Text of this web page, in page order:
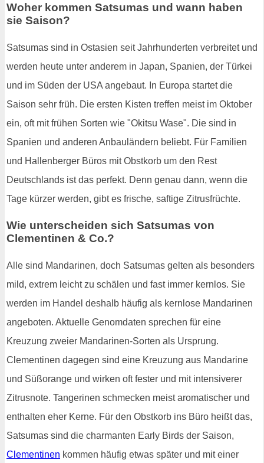
Woher kommen Satsumas und wann haben
sie Saison?
Satsumas sind in Ostasien seit Jahrhunderten verbreitet und
werden heute unter anderem in Japan, Spanien, der Türkei
und im Süden der USA angebaut. In Europa startet die
Saison sehr früh. Die ersten Kisten treffen meist im Oktober
ein, oft mit frühen Sorten wie "Okitsu Wase". Die sind in
Spanien und anderen Anbauländern beliebt. Für Familien
und Hallenberger Büros mit Obstkorb um den Rest
Deutschlands ist das perfekt. Denn genau dann, wenn die
Tage kürzer werden, gibt es frische, saftige Zitrusfrüchte.
Wie unterscheiden sich Satsumas von
Clementinen & Co.?
Alle sind Mandarinen, doch Satsumas gelten als besonders
mild, extrem leicht zu schälen und fast immer kernlos. Sie
werden im Handel deshalb häufig als kernlose Mandarinen
angeboten. Aktuelle Genomdaten sprechen für eine
Kreuzung zweier Mandarinen-Sorten als Ursprung.
Clementinen dagegen sind eine Kreuzung aus Mandarine
und Süßorange und wirken oft fester und mit intensiverer
Zitrusnote. Tangerinen schmecken meist aromatischer und
enthalten eher Kerne. Für den Obstkorb ins Büro heißt das,
Satsumas sind die charmanten Early Birds der Saison,
Clementinen kommen häufig etwas später und mit einer